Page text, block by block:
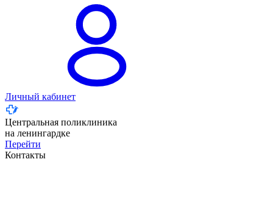
Личный кабинет
Центральная поликлиника
на ленингардке
Перейти
Контакты